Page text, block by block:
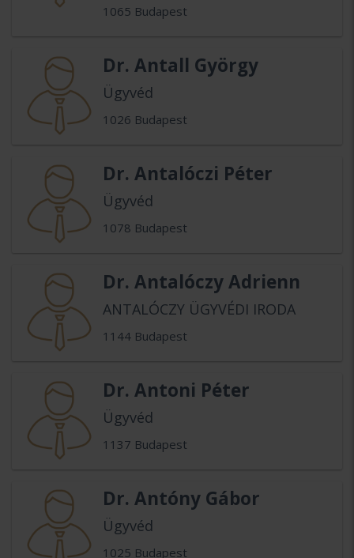
1065 Budapest
Dr. Antall György
Ügyvéd
1026 Budapest
Dr. Antalóczi Péter
Ügyvéd
1078 Budapest
Dr. Antalóczy Adrienn
ANTALÓCZY ÜGYVÉDI IRODA
1144 Budapest
Dr. Antoni Péter
Ügyvéd
1137 Budapest
Dr. Antóny Gábor
Ügyvéd
1025 Budapest